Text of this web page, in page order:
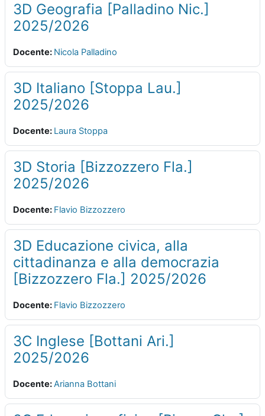
3D Geografia [Palladino Nic.]
2025/2026
Docente: Nicola Palladino
3D Italiano [Stoppa Lau.]
2025/2026
Docente: Laura Stoppa
3D Storia [Bizzozzero Fla.]
2025/2026
Docente: Flavio Bizzozzero
3D Educazione civica, alla
cittadinanza e alla democrazia
[Bizzozzero Fla.] 2025/2026
Docente: Flavio Bizzozzero
3C Inglese [Bottani Ari.]
2025/2026
Docente:Arianna Bottani